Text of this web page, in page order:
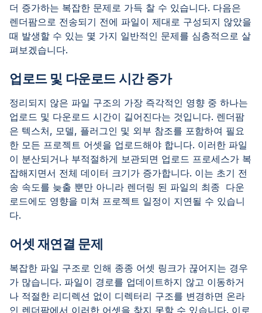
더 증가하는 복잡한 문제로 가득 찰 수 있습니다. 다음은
렌더팜으로 전송되기 전에 파일이 제대로 구성되지 않았을
때 발생할 수 있는 몇 가지 일반적인 문제를 심층적으로 살
펴보겠습니다.
업로드 및 다운로드 시간 증가
정리되지 않은 파일 구조의 가장 즉각적인 영향 중 하나는
업로드 및 다운로드 시간이 길어진다는 것입니다. 렌더팜
은 텍스처, 모델, 플러그인 및 외부 참조를 포함하여 필요
한 모든 프로젝트 어셋을 업로드해야 합니다. 이러한 파일
이 분산되거나 부적절하게 보관되면 업로드 프로세스가 복
잡해지면서 전체 데이터 크기가 증가합니다. 이는 초기 전
송 속도를 늦출 뿐만 아니라 렌더링 된 파일의 최종 다운
로드에도 영향을 미쳐 프로젝트 일정이 지연될 수 있습니
다.
어셋 재연결 문제
복잡한 파일 구조로 인해 종종 어셋 링크가 끊어지는 경우
가 많습니다. 파일이 경로를 업데이트하지 않고 이동하거
나 적절한 리디렉션 없이 디렉터리 구조를 변경하면 온라
인 렌더팜에서 이러한 어셋을 찾지 못할 수 있습니다. 이로